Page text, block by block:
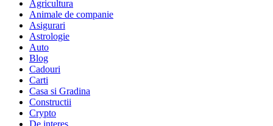
Agricultura
Animale de companie
Asigurari
Astrologie
Auto
Blog
Cadouri
Carti
Casa si Gradina
Constructii
Crypto
De interes